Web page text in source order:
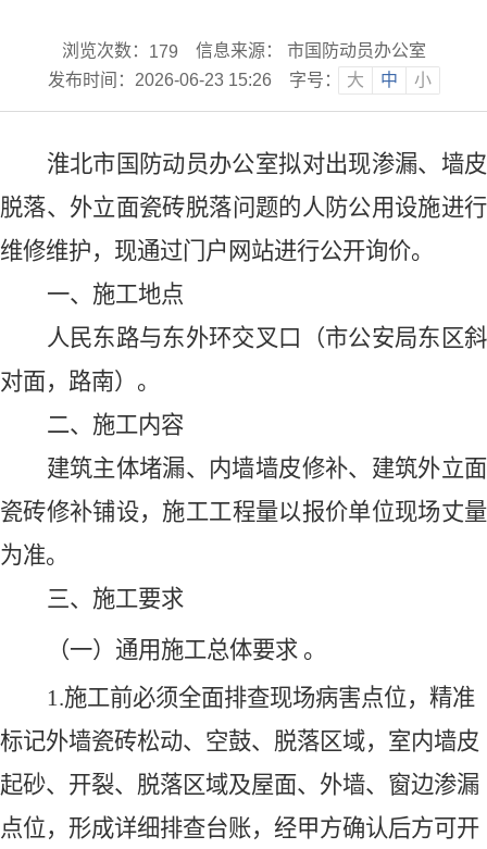
浏览次数： 179
信息来源： 市国防动员办公室
发布时间：2026-06-23 15:26
字号： 大 中 小
淮北市国防动员办公室拟对出现渗漏、墙皮
脱落、外立面瓷砖脱落问题的人防公用设施进行
维修维护，现通过门户网站进行公开询价。
一、 施工地点
人民东路与东外环交叉口（市公安局东区斜
对面，路南） 。
二、 施工内容
建筑主体堵漏、内墙墙皮修补、建筑外立面
瓷砖修补铺设，施工工程量以报价单位现场丈量
为准。
三、 施工要求
（一）通用施工总体要求 。
1.施工前必须全面排查现场病害点位，精准
标记外墙瓷砖松动、空鼓、脱落区域，室内墙皮
起砂、开裂、脱落区域及屋面、外墙、窗边渗漏
点位，形成详细排查台账，经甲方确认后方可开